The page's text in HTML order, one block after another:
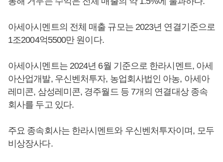
아세아시멘트의 전체 매출 규모는 2023년 연결기준으로
1조2004억5500만 원이다.
아세아시멘트는 2024년 6월 기준으로 한라시멘트, 아세
아산업개발, 우신벤처투자, 농업회사법인 아농, 아세아
레미콘, 삼성레미콘, 경주월드 등 7개의 연결대상 종속
회사를 두고 있다.
주요 종속회사는 한라시멘트와 우신벤처투자이며, 모두
비상장사다.